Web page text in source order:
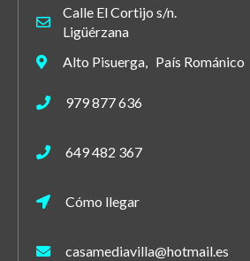
Calle El Cortijo s/n.
Ligüérzana
Alto Pisuerga, País Románico
979 877 636
649 482 367
Cómo llegar
casamediavilla@hotmail.es